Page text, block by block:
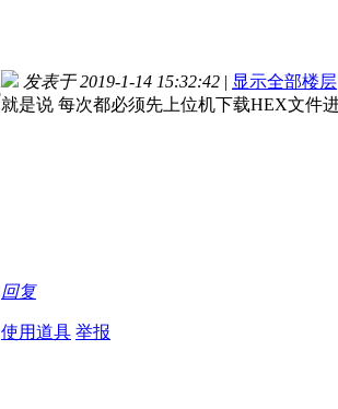
发表于 2019-1-14 15:32:42 | 显示全部楼层
就是说 每次都必须先上位机下载HEX文件
回复
使用道具 举报